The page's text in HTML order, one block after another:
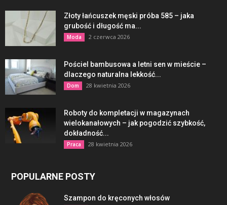
Złoty łańcuszek męski próba 585 – jaka
grubość i długość ma...
Moda 2 czerwca 2026
Pościel bambusowa a letni sen w mieście –
dlaczego naturalna lekkość...
Dom 28 kwietnia 2026
Roboty do kompletacji w magazynach
wielokanałowych – jak pogodzić szybkość,
dokładność...
Praca 28 kwietnia 2026
POPULARNE POSTY
Szampon do kręconych włosów